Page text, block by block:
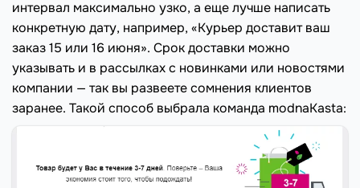
интервал максимально узко, а еще лучше написать
конкретную дату, например, «Курьер доставит ваш
заказ 15 или 16 июня». Срок доставки можно
указывать и в рассылках с новинками или новостями
компании — так вы развеете сомнения клиентов
заранее. Такой способ выбрала команда modnaKasta: